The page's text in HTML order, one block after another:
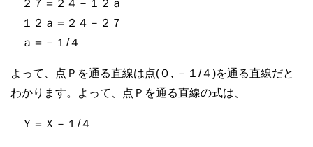
２７＝２４－１２ａ
１２ａ＝２４－２７
ａ＝－１/４
よって、点Ｐを通る直線は点(０, －１/４)を通る直線だと
わかります。よって、点Ｐを通る直線の式は、
Ｙ＝Ｘ－１/４